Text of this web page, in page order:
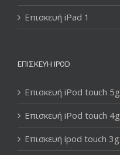
Επισκευή iPad 1
ΕΠΙΣΚΕΥΉ IPOD
Επισκευή iPod touch 5g
Επισκευή iPod touch 4g
Επισκευή ipod touch 3g